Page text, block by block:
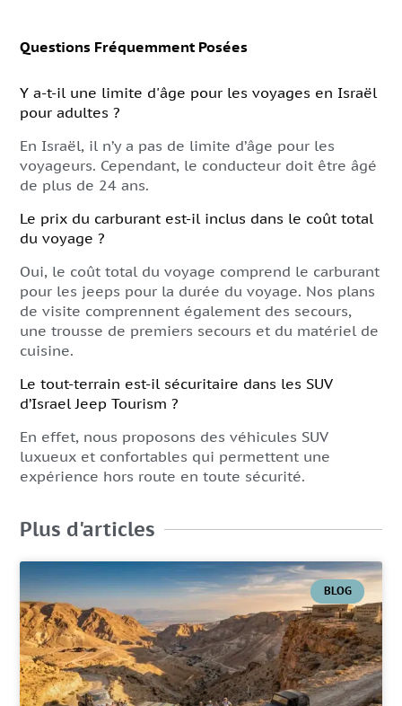
Questions Fréquemment Posées
Y a-t-il une limite d'âge pour les voyages en Israël
pour adultes ?
En Israël, il n’y a pas de limite d’âge pour les
voyageurs. Cependant, le conducteur doit être âgé
de plus de 24 ans.
Le prix du carburant est-il inclus dans le coût total
du voyage ?
Oui, le coût total du voyage comprend le carburant
pour les jeeps pour la durée du voyage. Nos plans
de visite comprennent également des secours,
une trousse de premiers secours et du matériel de
cuisine.
Le tout-terrain est-il sécuritaire dans les SUV
d’Israel Jeep Tourism ?
En effet, nous proposons des véhicules SUV
luxueux et confortables qui permettent une
expérience hors route en toute sécurité.
Plus d'articles
BLOG